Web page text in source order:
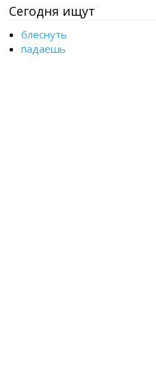
Сегодня ищут
блеснуть
падаешь